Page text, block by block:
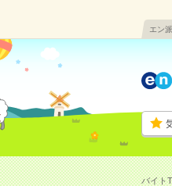
エン
バイト